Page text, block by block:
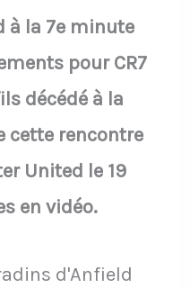
à la 7e minute
pour CR7
décédé à la
cette rencontre
United le 19
en vidéo.
d'Anfield